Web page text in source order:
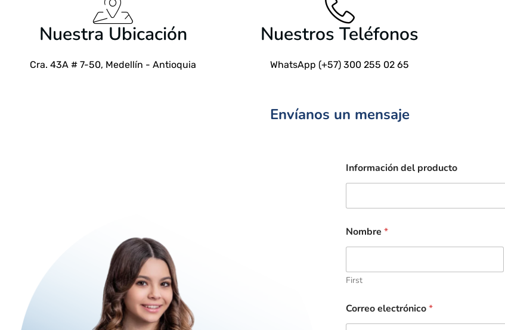
Nuestra Ubicación
Cra. 43A # 7-50, Medellín - Antioquia
Nuestros Teléfonos
WhatsApp (+57) 300 255 02 65
Envíanos un mensaje
Información del producto
Nombre *
First
Correo electrónico*